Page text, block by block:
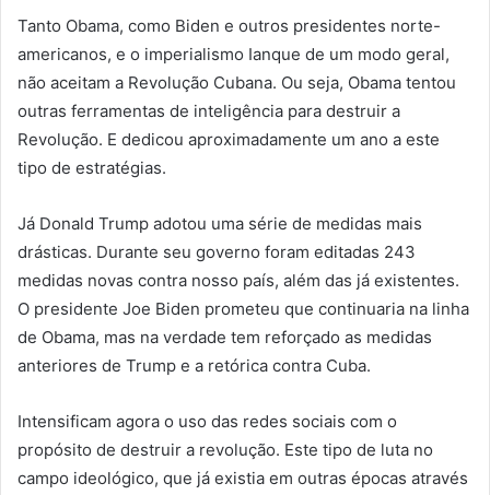
Tanto Obama, como Biden e outros presidentes norte-
americanos, e o imperialismo Ianque de um modo geral,
não aceitam a Revolução Cubana. Ou seja, Obama tentou
outras ferramentas de inteligência para destruir a
Revolução. E dedicou aproximadamente um ano a este
tipo de estratégias.
Já Donald Trump adotou uma série de medidas mais
drásticas. Durante seu governo foram editadas 243
medidas novas contra nosso país, além das já existentes.
O presidente Joe Biden prometeu que continuaria na linha
de Obama, mas na verdade tem reforçado as medidas
anteriores de Trump e a retórica contra Cuba.
Intensificam agora o uso das redes sociais com o
propósito de destruir a revolução. Este tipo de luta no
campo ideológico, que já existia em outras épocas através